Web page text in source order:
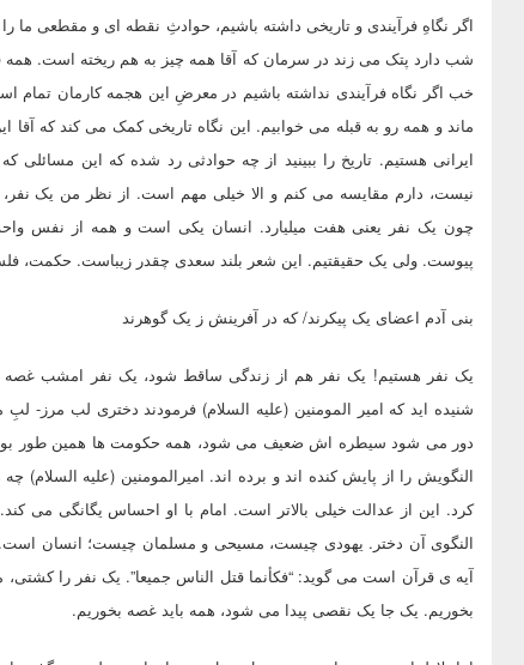
اگر نگاهِ فرآیندی و تاریخی داشته باشیم، حوادثِ نقطه ای و مقطعی ما
شب دارد پتک می زند در سرمان که آقا همه چیز به هم ریخته است.
خب اگر نگاه فرآیندی نداشته باشیم در معرضِ این هجمه کارمان تمام
ماند و همه رو به قبله می خوابیم. این نگاه تاریخی کمک می کند که
ایرانی هستیم. تاریخ را ببینید از چه حوادثی رد شده که این
نیست، دارم مقایسه می کنم و الا خیلی مهم است. از نظر من یک
چون یک نفر یعنی هفت میلیارد. انسان یکی است و همه از نفس
پیوست. ولی یک حقیقتیم. این شعر بلند سعدی چقدر زیباست. حکمت،
بنی آدم اعضای یک پیکرند/ که در آفرینش ز یک گوهرند
یک نفر هستیم! یک نفر هم از زندگی ساقط شود، یک نفر امشب غصه
شنیده اید که امیر المومنین (علیه السلام) فرمودند دختری لب مرز-
دور می شود سیطره اش ضعیف می شود، همه حکومت ها همین طور بوده
النگویش را از پایش کنده اند و برده اند. امیرالمومنین (علیه
کرد. این از عدالت خیلی بالاتر است. امام با او احساس یگانگی می
النگوی آن دختر. یهودی چیست، مسیحی و مسلمان چیست؛ انسان
آیه ی قرآن است می گوید: “فکأنما قتل الناس جمیعا”. یک نفر را
بخوریم. یک جا یک نقصی پیدا می شود، همه باید غصه بخوریم.